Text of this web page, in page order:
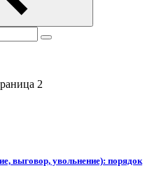
2
выговор, увольнение): порядок